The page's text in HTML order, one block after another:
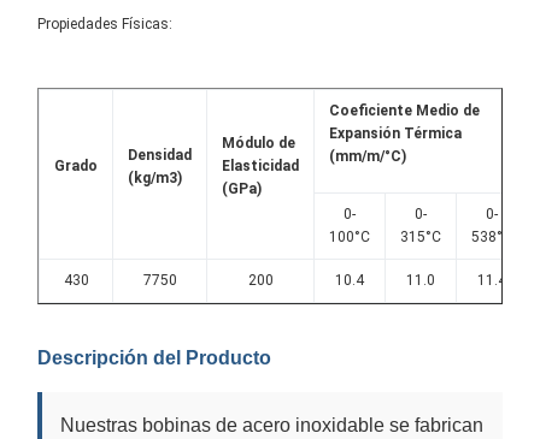
Propiedades Físicas:
Grado
Densidad
(kg/m3)
Módulo de
Elasticidad
(GPa)
Coeficiente Medio de
Expansión Térmica
(mm/m/°C)
0-
100°C
0-
315°C
0-
538°C
430 7750 200 10.4 11.0 11.4
Descripción del Producto
Nuestras bobinas de acero inoxidable se fabrican